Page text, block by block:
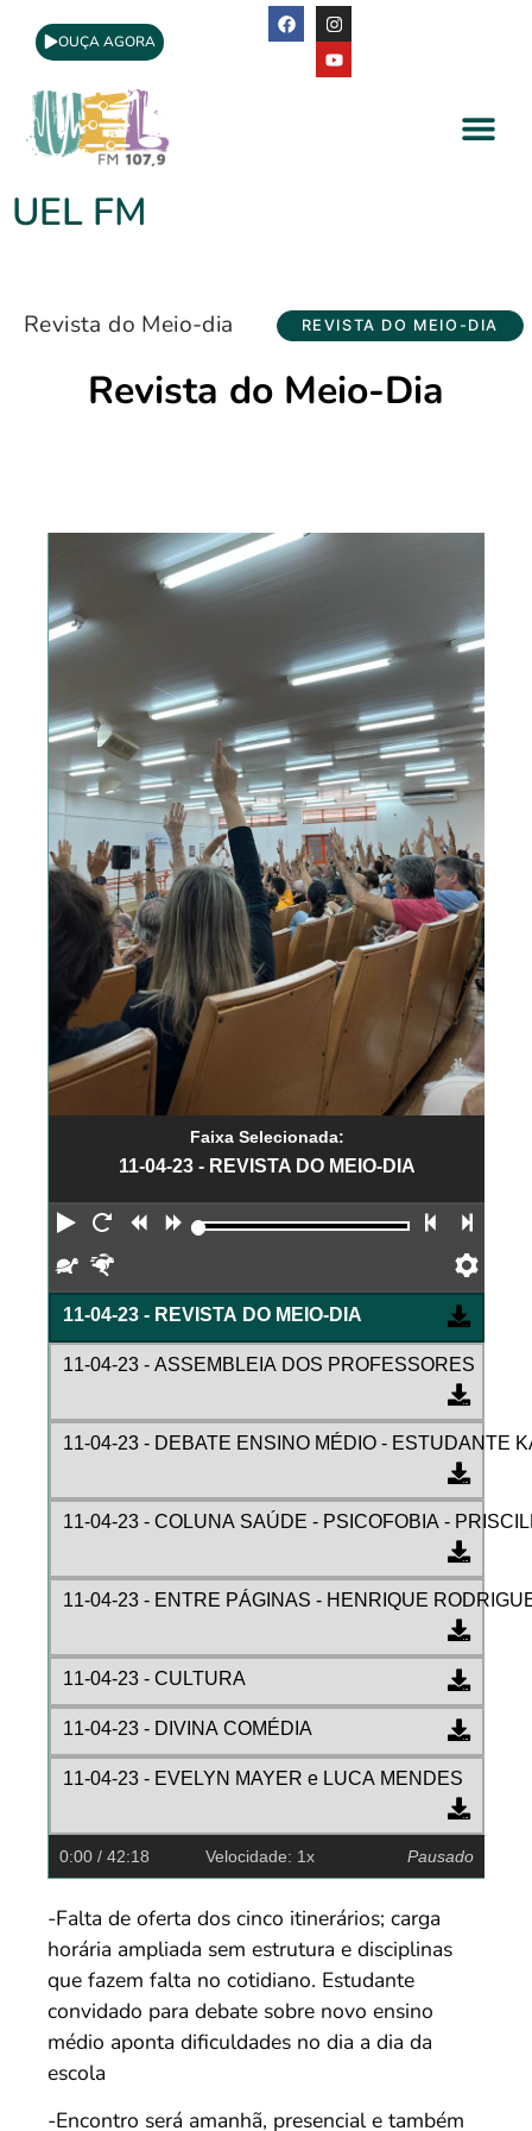
OUÇA AGORA
UEL FM
Revista do Meio-dia REVISTA DO MEIO-DIA
Revista do Meio-Dia
Faixa Selecionada:
11-04-23 - REVISTA DO MEIO-DIA
Reproduzir
Reiniciar
Retroceder
Avançar Faixa
Devagar
11-04-23 - REVISTA DO MEIO-DIA
11-04-23 - ASSEMBLEIA DOS PROFESSORES
11-04-23 - DEBATE ENSINO MÉDIO - ESTUDANTE
11-04-23 - COLUNA SAÚDE - PSICOFOBIA -
11-04-23 - ENTRE PÁGINAS - HENRIQUE
11-04-23 - CULTURA
11-04-23 - DIVINA COMÉDIA
11-04-23 - EVELYN MAYER e LUCA MENDES
0:00 / 42:18 Velocidade: 1x Pausado
-Falta de oferta dos cinco itinerários; carga
horária ampliada sem estrutura e disciplinas
que fazem falta no cotidiano. Estudante
convidado para debate sobre novo ensino
médio aponta dificuldades no dia a dia da
escola
-Encontro será amanhã, presencial e também